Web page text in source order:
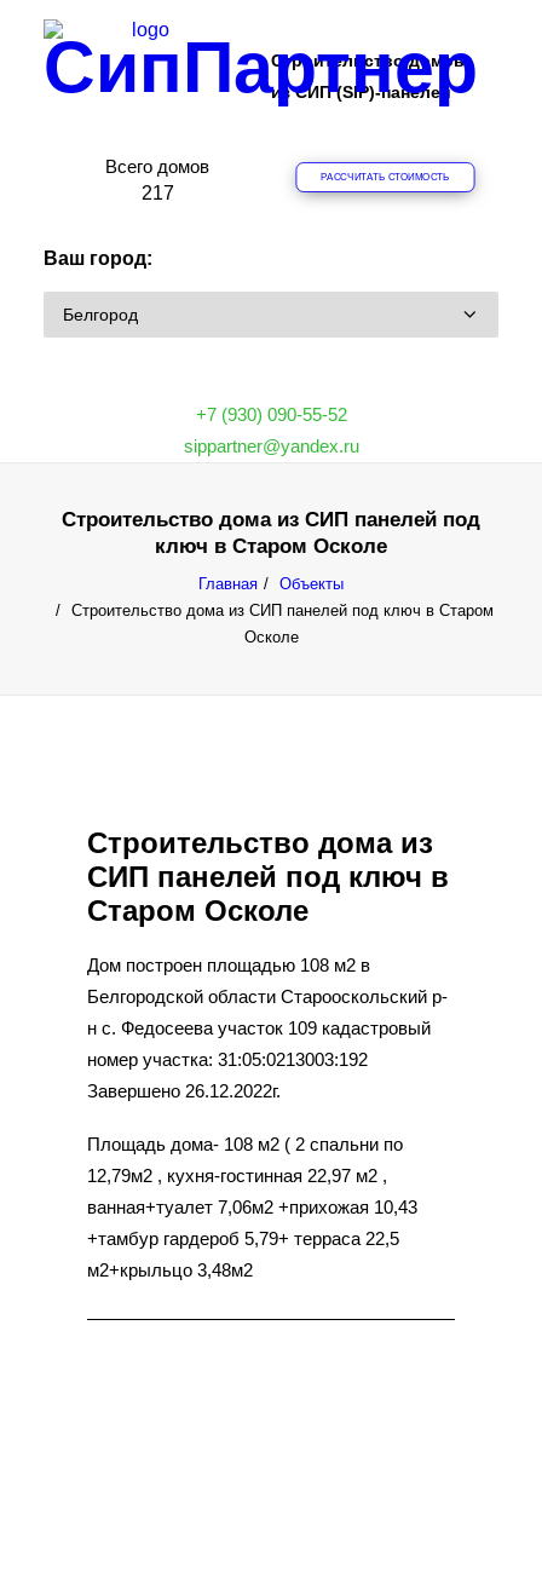
СипПартнер
О КОМПАНИИ
О ТЕХНОЛОГИИ
КОНТАКТЫ
Строительство домов
из СИП (SIP)-панелей
Всего домов
217
РАССЧИТАТЬ СТОИМОСТЬ
Ваш город:
+7 (930) 090-55-52
sippartner@yandex.ru
Строительство дома из СИП панелей под
ключ в Старом Осколе
Главная
Объекты
Строительство дома из СИП панелей под ключ в Старом
Осколе
Строительство дома из
СИП панелей под ключ в
Старом Осколе
Дом построен площадью 108 м2 в
Белгородской области Старооскольский р-
н с. Федосеева участок 109 кадастровый
номер участка: 31:05:0213003:192
Завершено 26.12.2022г.
Площадь дома- 108 м2 ( 2 спальни по
12,79м2 , кухня-гостинная 22,97 м2 ,
ванная+туалет 7,06м2 +прихожая 10,43
+тамбур гардероб 5,79+ терраса 22,5
м2+крыльцо 3,48м2